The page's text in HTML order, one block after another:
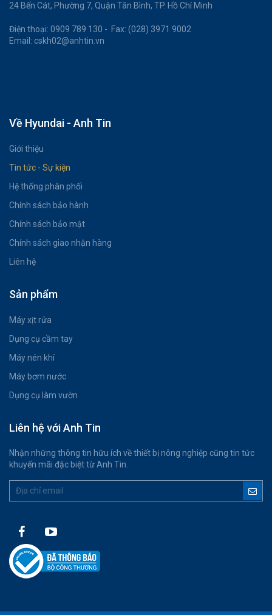
24 Bến Cát, Phường 7, Quận Tân Bình, TP. Hồ Chí Minh
Điện thoại: 0909 789 130 - Fax: (028) 3971 9002
Email: cskh02@anhtin.vn
Về Hyundai - Anh Tin
Giới thiệu
Tin tức - Sự kiện
Hệ thống phân phối
Chính sách bảo hành
Chính sách bảo mật
Chính sách giao nhận hàng
Liên hệ
Sản phẩm
Máy xịt rửa
Dụng cụ cầm tay
Máy nén khí
Máy bơm nước
Dụng cụ làm vườn
Liên hệ với Anh Tin
Nhận những thông tin hữu ích về thiết bị nông nghiệp cũng tin tức
khuyến mãi đặc biệt từ Anh Tin.